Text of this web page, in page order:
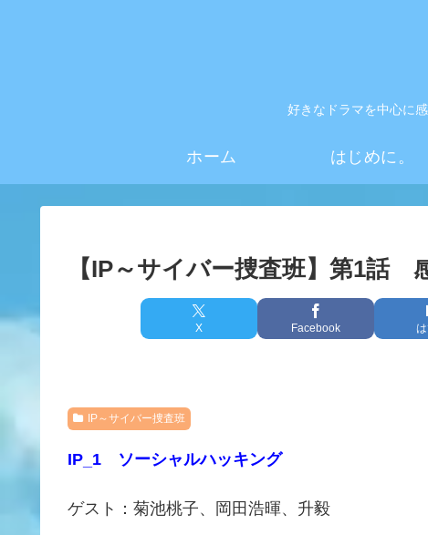
好きなドラマを中心に
ホーム はじめに。
【IP～サイバー捜査班】第1話
X Facebook
IP～サイバー捜査班
IP_1 ソーシャルハッキング
ゲスト：菊池桃子、岡田浩暉、升毅